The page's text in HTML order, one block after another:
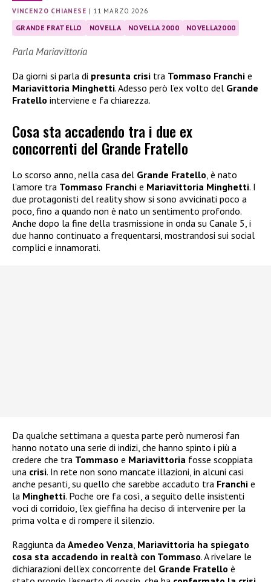
VINCENZO CHIANESE | 11 MARZO 2026
GRANDE FRATELLO NOVELLA NOVELLA 2000 NOVELLA2000
Parla Mariavittoria
Da giorni si parla di presunta crisi tra Tommaso Franchi e
Mariavittoria Minghetti. Adesso però l’ex volto del Grande
Fratello interviene e fa chiarezza.
Cosa sta accadendo tra i due ex
concorrenti del Grande Fratello
Lo scorso anno, nella casa del Grande Fratello , è nato
l’amore tra Tommaso Franchi e Mariavittoria Minghetti. I
due protagonisti del reality show si sono avvicinati poco a
poco, fino a quando non è nato un sentimento profondo.
Anche dopo la fine della trasmissione in onda su Canale 5, i
due hanno continuato a frequentarsi, mostrandosi sui social
complici e innamorati.
Da qualche settimana a questa parte però numerosi fan
hanno notato una serie di indizi, che hanno spinto i più a
credere che tra Tommaso e Mariavittoria fosse scoppiata
una crisi. In rete non sono mancate illazioni, in alcuni casi
anche pesanti, su quello che sarebbe accaduto tra Franchi e
la Minghetti. Poche ore fa così, a seguito delle insistenti
voci di corridoio, l’ex gieffina ha deciso di intervenire per la
prima volta e di rompere il silenzio.
Raggiunta da Amedeo Venza Mariavittoria ha spiegato
cosa sta accadendo in realtà con Tommaso. A rivelare le
dichiarazioni dell’ex concorrente del Grande Fratello è